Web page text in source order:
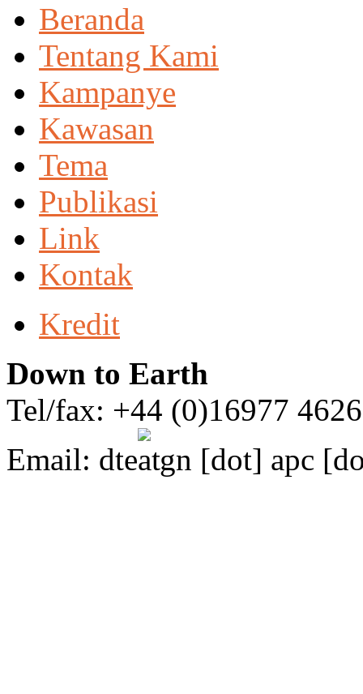
Beranda
Tentang Kami
Kampanye
Kawasan
Tema
Publikasi
Link
Kontak
Kredit
Down to Earth
Tel/fax: +44 (0)16977
Email: dte gn [dot] apc